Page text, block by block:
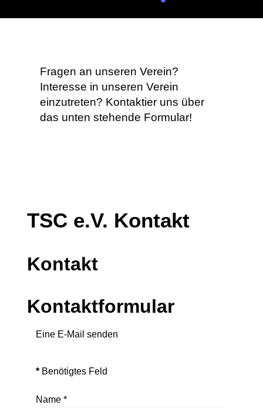
Fragen an unseren Verein?
Interesse in unseren Verein
einzutreten? Kontaktier uns über
das unten stehende Formular!
TSC e.V. Kontakt
Kontakt
Kontaktformular
Eine E-Mail senden
* Benötigtes Feld
Name *